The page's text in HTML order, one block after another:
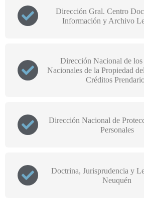
Dirección Gral. Centro
Información y Archivo
Dirección Nacional de los
Nacionales de la Propiedad
Créditos
Dirección Nacional de
Personales
Doctrina, Jurisprudencia y
Neuquén